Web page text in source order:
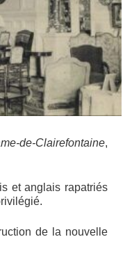
de-Clairefontaine,
et anglais rapatriés
de la nouvelle